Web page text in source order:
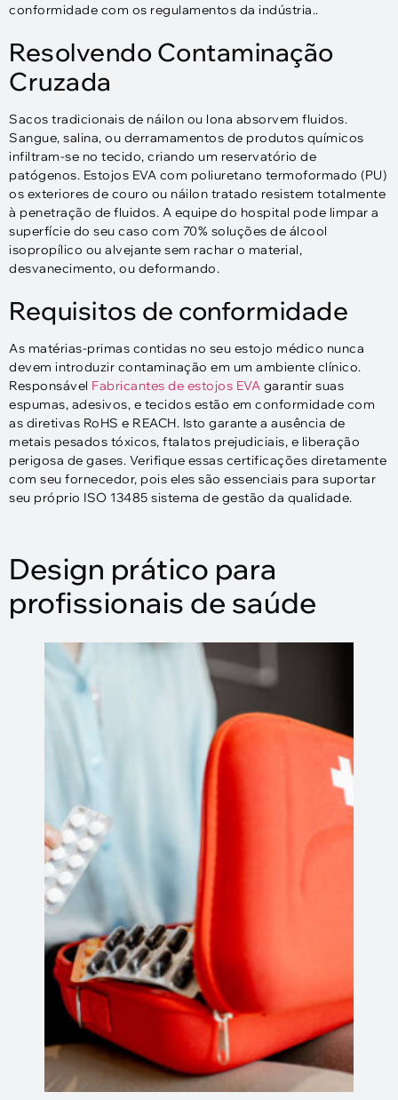
conformidade com os regulamentos da indústria..
Resolvendo Contaminação
Cruzada
Sacos tradicionais de náilon ou lona absorvem fluidos.
Sangue, salina, ou derramamentos de produtos químicos
infiltram-se no tecido, criando um reservatório de
patógenos. Estojos EVA com poliuretano termoformado (PU)
os exteriores de couro ou náilon tratado resistem totalmente
à penetração de fluidos. A equipe do hospital pode limpar a
superfície do seu caso com 70% soluções de álcool
isopropílico ou alvejante sem rachar o material,
desvanecimento, ou deformando.​
Requisitos de conformidade
As matérias-primas contidas no seu estojo médico nunca
devem introduzir contaminação em um ambiente clínico.
Responsável Fabricantes de estojos EVA garantir suas
espumas, adesivos, e tecidos estão em conformidade com
as diretivas RoHS e REACH. Isto garante a ausência de
metais pesados ​​tóxicos, ftalatos prejudiciais, e liberação
perigosa de gases. Verifique essas certificações diretamente
com seu fornecedor, pois eles são essenciais para suportar
seu próprio ISO 13485 sistema de gestão da qualidade.​
Design prático para
profissionais de saúde